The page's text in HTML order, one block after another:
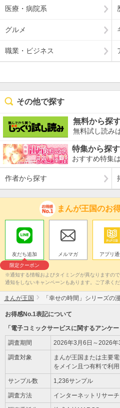
医療・病院系
グルメ
職業・ビジネス
その他で探す
無料から探
無料試し読み
特集から探す
おすすめ特集
作者から探す
まんが王国のお
友だち追加
限定クーポン
メルマガ アプリ通
※通知する情報およびタイミングが異なりますの
通知をしないキャンペーンもあります。ご了承くだ
まんが王国 「幸せの時間」シリーズの
お得感No.1表記について
「電子コミックサービスに関するアンケー
調査期間 2026年3月6日～2026年
調査対象
まんが王国または主要
をメイン且つ有料で利
サンプル数 1,236サンプル
調査方法 インターネットリサーチ